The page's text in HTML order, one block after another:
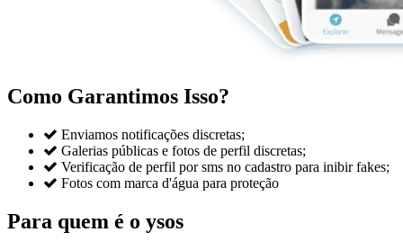
Como Garantimos Isso?
 Enviamos notificações discretas;
 Galerias públicas e fotos de perfil discretas;
 Verificação de perfil por sms no cadastro para inibir fakes;
 Fotos com marca d'água para proteção
Para quem é o ysos